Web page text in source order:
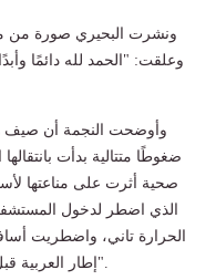
ونشرت البحيري صورة من
وعلقت: "الحمد لله دائمًا
وأوضحت النجمة أن صيف
ضغوطًا متتالية بدأت
صحية أثرت على مناعتها
الذي اضطر لدخول
الحرارة تاني، واضطريت
إطار العربية قبل بوابات الطريق مباشرة، لكن ربنا أنقذني".